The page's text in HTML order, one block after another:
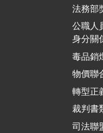
法務部
公職人
身分關
毒品銷
物價聯
轉型正
裁判書
司法聯